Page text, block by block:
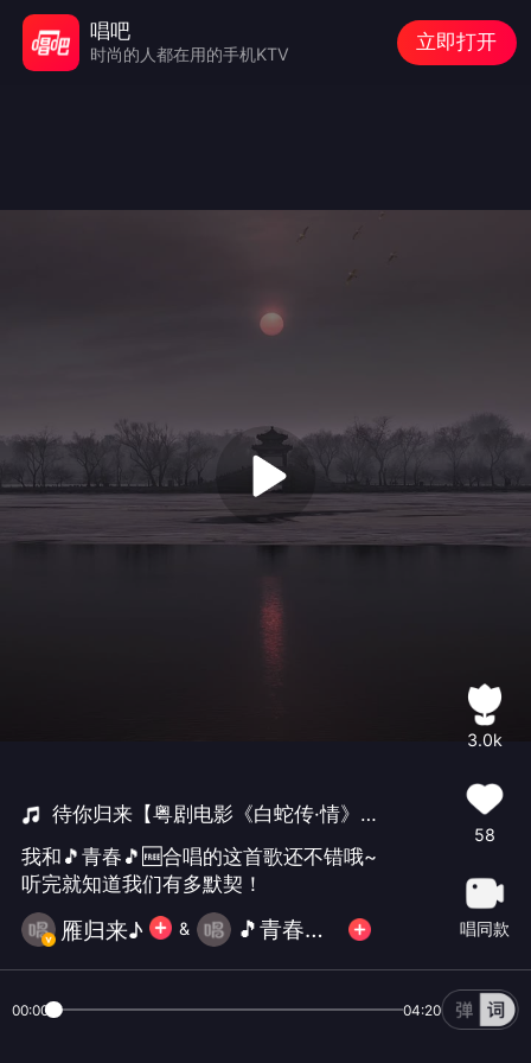
待你归来【粤剧电影《白蛇传·情》推广曲】
我和🎵青春🎵🆓合唱的这首歌还不错哦~
听完就知道我们有多默契！
雁归来♪ & 🎵青春🎵🆓
3.0k
58
唱同款
00:00 04:20
唱吧
时尚的人都在用的手机KTV
立即打开